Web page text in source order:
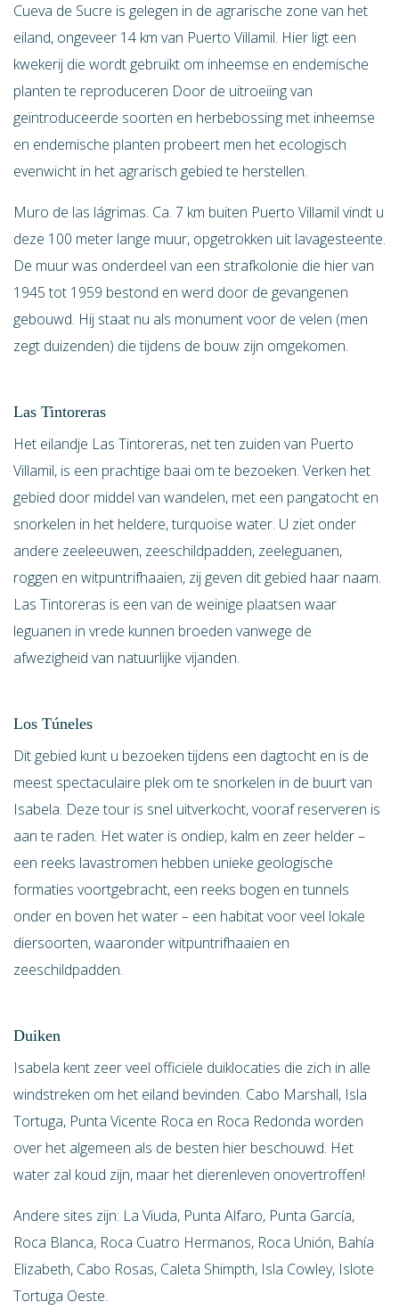
Cueva de Sucre is gelegen in de agrarische zone van het
eiland, ongeveer 14 km van Puerto Villamil. Hier ligt een
kwekerij die wordt gebruikt om inheemse en endemische
planten te reproduceren Door de uitroeiing van
geïntroduceerde soorten en herbebossing met inheemse
en endemische planten probeert men het ecologisch
evenwicht in het agrarisch gebied te herstellen.
Muro de las lágrimas. Ca. 7 km buiten Puerto Villamil vindt u
deze 100 meter lange muur, opgetrokken uit lavagesteente.
De muur was onderdeel van een strafkolonie die hier van
1945 tot 1959 bestond en werd door de gevangenen
gebouwd. Hij staat nu als monument voor de velen (men
zegt duizenden) die tijdens de bouw zijn omgekomen.
Las Tintoreras
Het eilandje Las Tintoreras, net ten zuiden van Puerto
Villamil, is een prachtige baai om te bezoeken. Verken het
gebied door middel van wandelen, met een pangatocht en
snorkelen in het heldere, turquoise water. U ziet onder
andere zeeleeuwen, zeeschildpadden, zeeleguanen,
roggen en witpuntrifhaaien, zij geven dit gebied haar naam.
Las Tintoreras is een van de weinige plaatsen waar
leguanen in vrede kunnen broeden vanwege de
afwezigheid van natuurlijke vijanden.
Los Túneles
Dit gebied kunt u bezoeken tijdens een dagtocht en is de
meest spectaculaire plek om te snorkelen in de buurt van
Isabela. Deze tour is snel uitverkocht, vooraf reserveren is
aan te raden. Het water is ondiep, kalm en zeer helder –
een reeks lavastromen hebben unieke geologische
formaties voortgebracht, een reeks bogen en tunnels
onder en boven het water – een habitat voor veel lokale
diersoorten, waaronder witpuntrifhaaien en
zeeschildpadden.
Duiken
Isabela kent zeer veel officiële duiklocaties die zich in alle
windstreken om het eiland bevinden. Cabo Marshall, Isla
Tortuga, Punta Vicente Roca en Roca Redonda worden
over het algemeen als de besten hier beschouwd. Het
water zal koud zijn, maar het dierenleven onovertroffen!
Andere sites zijn: La Viuda, Punta Alfaro, Punta García,
Roca Blanca, Roca Cuatro Hermanos, Roca Unión, Bahía
Elizabeth, Cabo Rosas, Caleta Shimpth, Isla Cowley, Islote
Tortuga Oeste.